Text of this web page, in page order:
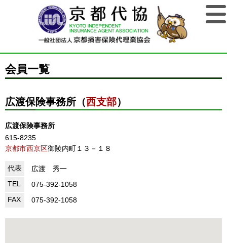
会員一覧
広渡保険事務所（西支部）
広渡保険事務所
615-8235
京都市西京区御陵内町１３－１８
代表
広渡 秀一
TEL
075-392-1058
FAX
075-392-1058